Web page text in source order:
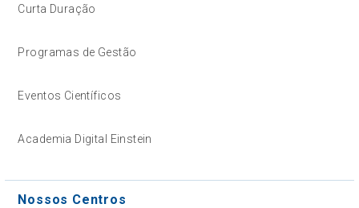
Curta Duração
Programas de Gestão
Eventos Científicos
Academia Digital Einstein
Nossos Centros